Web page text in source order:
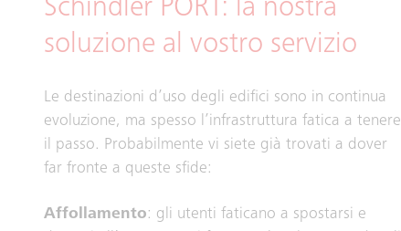
Schindler PORT: la nostra
soluzione al vostro servizio
Le destinazioni d’uso degli edifici sono in continua
evoluzione, ma spesso l’infrastruttura fatica a tenere
il passo. Probabilmente vi siete già trovati a dover
far fronte a queste sfide:
Affollamento: gli utenti faticano a spostarsi e